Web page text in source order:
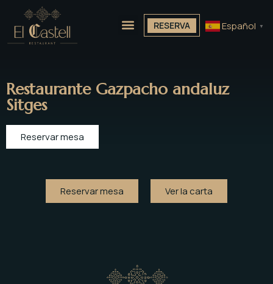
RESERVA Español ▼
Restaurante Gazpacho andaluz
Sitges
Reservar mesa
Reservar mesa Ver la carta